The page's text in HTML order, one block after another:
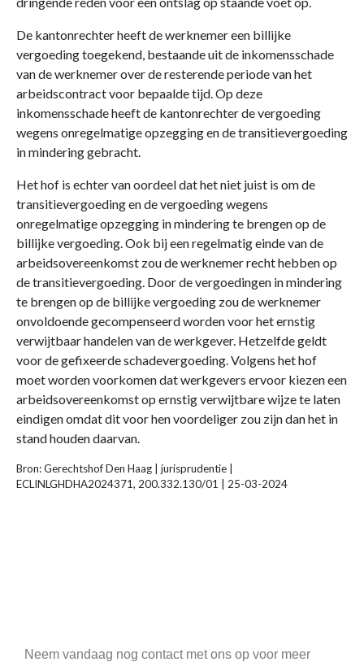
De kantonrechter heeft de werknemer een billijke
vergoeding toegekend, bestaande uit de inkomensschade
van de werknemer over de resterende periode van het
arbeidscontract voor bepaalde tijd. Op deze
inkomensschade heeft de kantonrechter de vergoeding
wegens onregelmatige opzegging en de transitievergoeding
in mindering gebracht.
Het hof is echter van oordeel dat het niet juist is om de
transitievergoeding en de vergoeding wegens
onregelmatige opzegging in mindering te brengen op de
billijke vergoeding. Ook bij een regelmatig einde van de
arbeidsovereenkomst zou de werknemer recht hebben op
de transitievergoeding. Door de vergoedingen in mindering
te brengen op de billijke vergoeding zou de werknemer
onvoldoende gecompenseerd worden voor het ernstig
verwijtbaar handelen van de werkgever. Hetzelfde geldt
voor de gefixeerde schadevergoeding. Volgens het hof
moet worden voorkomen dat werkgevers ervoor kiezen een
arbeidsovereenkomst op ernstig verwijtbare wijze te laten
eindigen omdat dit voor hen voordeliger zou zijn dan het in
stand houden daarvan.
Bron: Gerechtshof Den Haag | jurisprudentie |
ECLINLGHDHA2024371, 200.332.130/01 | 25-03-2024
Neem vandaag nog contact met ons op voor meer